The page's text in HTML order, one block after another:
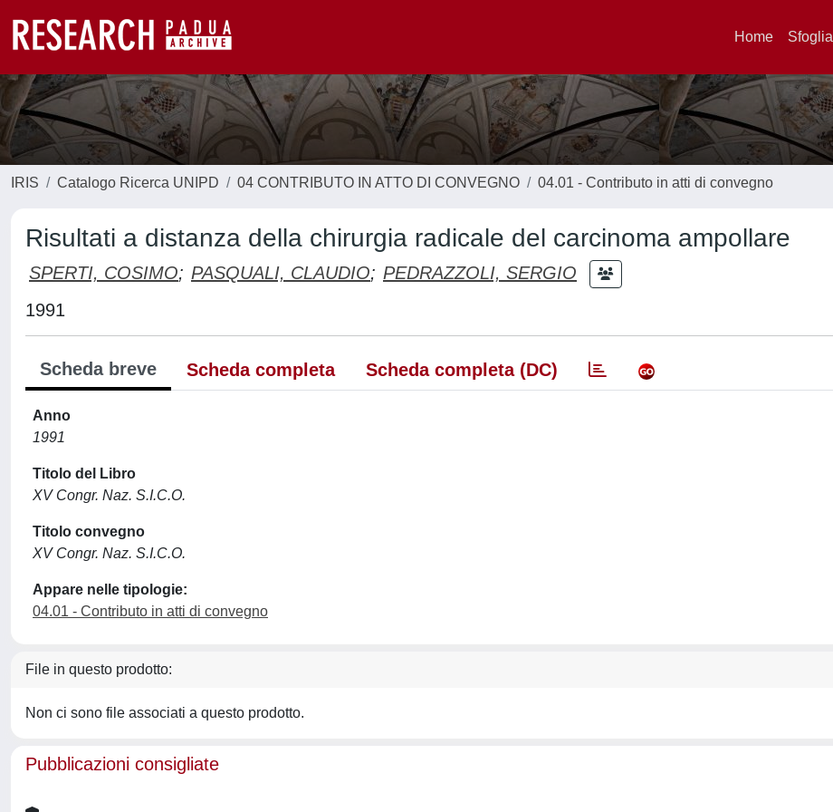
Home Sfoglia
IRIS Catalogo Ricerca UNIPD 04 CONTRIBUTO IN ATTO DI CONVEGNO 04.01 - Contributo in atti di convegno
Risultati a distanza della chirurgia radicale del carcinoma ampollare
SPERTI, COSIMO; PASQUALI, CLAUDIO; PEDRAZZOLI, SERGIO
1991
Scheda breve Scheda completa Scheda completa (DC)
Anno
1991
Titolo del Libro
XV Congr. Naz. S.I.C.O.
Titolo convegno
XV Congr. Naz. S.I.C.O.
Appare nelle tipologie:
04.01 - Contributo in atti di convegno
File in questo prodotto:
Non ci sono file associati a questo prodotto.
Pubblicazioni consigliate